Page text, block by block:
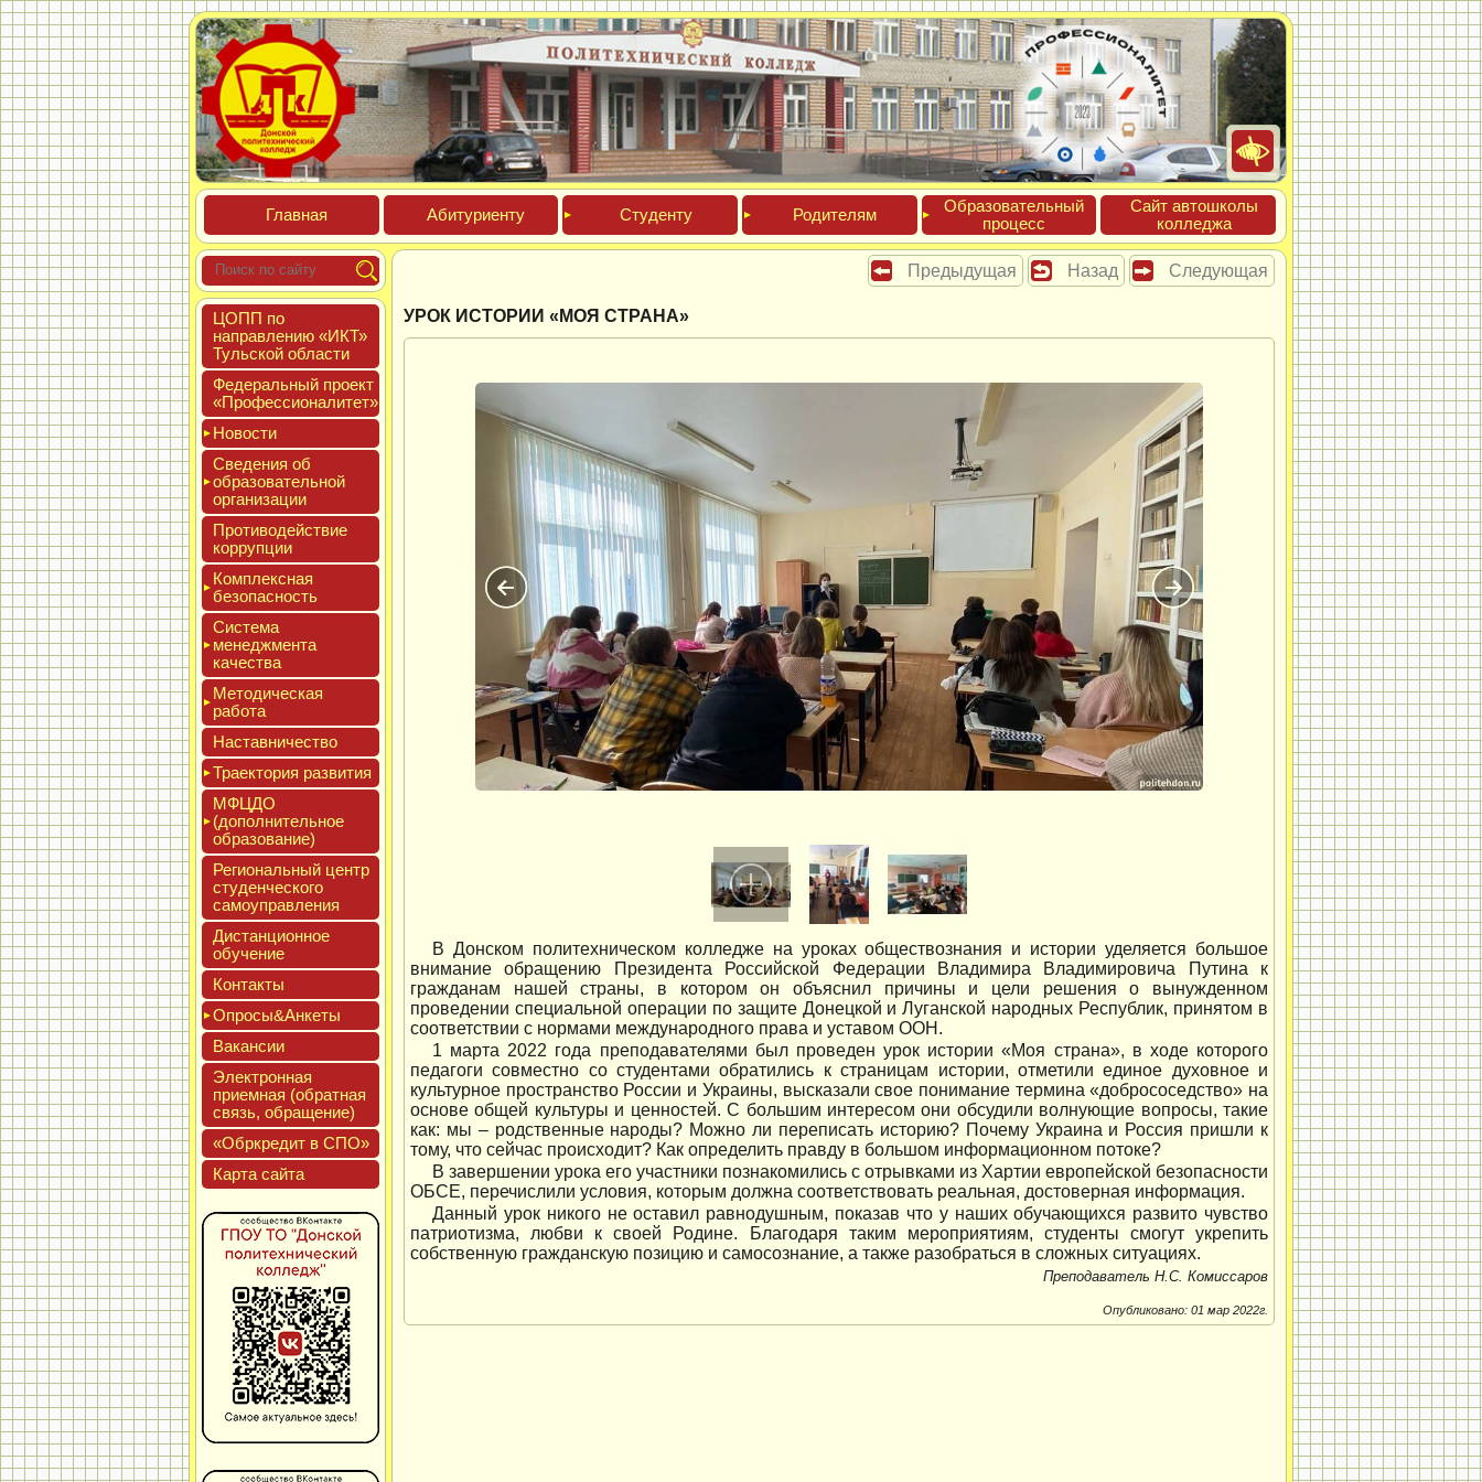
Глав­ная Аби­тури­ен­ту Сту­ден­ту Роди­телям
Обра­зова­тель­ный
про­цесс
Сайт ав­тошко­лы
кол­леджа
ЦОПП по
нап­равле­нию «ИКТ»
Туль­ской об­ласти
Феде­раль­ный про­ект
«Про­фес­си­она­литет»
Новос­ти
Све­дения об
об­ра­зова­тель­ной
ор­га­низа­ции
Про­тиво­дей­ствие
кор­рупции
Ком­плексная
бе­зопас­ность
Сис­те­ма
ме­нед­жмен­та
ка­чес­тва
Мето­дичес­кая
ра­бота
Нас­тавни­чес­тво
Тра­ек­то­рия раз­ви­тия
МФЦДО
(до­пол­ни­тель­ное
об­ра­зова­ние)
Реги­ональ­ный центр
сту­ден­ческо­го
са­мо­уп­равле­ния
Дис­танци­он­ное
обу­чение
Кон­такты
Опро­сы&Анке­ты
Вакан­сии
Элек­трон­ная
при­ем­ная (об­ратная
связь, об­ра­щение)
«Обркре­дит в СПО»
Кар­та сай­та
Предыдущая Назад Следующая
УРОК ИСТОРИИ «МОЯ СТРАНА»
В Донском политехническом колледже на уроках обществознания и истории уделяется большое
внимание обращению Президента Российской Федерации Владимира Владимировича Путина к
гражданам нашей страны, в котором он объяснил причины и цели решения о вынужденном
проведении специальной операции по защите Донецкой и Луганской народных Республик, принятом в
соответствии с нормами международного права и уставом ООН.
1 марта 2022 года преподавателями был проведен урок истории «Моя страна», в ходе которого
педагоги совместно со студентами обратились к страницам истории, отметили единое духовное и
культурное пространство России и Украины, высказали свое понимание термина «добрососедство» на
основе общей культуры и ценностей. С большим интересом они обсудили волнующие вопросы, такие
как: мы – родственные народы? Можно ли переписать историю? Почему Украина и Россия пришли к
тому, что сейчас происходит? Как определить правду в большом информационном потоке?
В завершении урока его участники познакомились с отрывками из Хартии европейской безопасности
ОБСЕ, перечислили условия, которым должна соответствовать реальная, достоверная информация.
Данный урок никого не оставил равнодушным, показав что у наших обучающихся развито чувство
патриотизма, любви к своей Родине. Благодаря таким мероприятиям, студенты смогут укрепить
собственную гражданскую позицию и самосознание, а также разобраться в сложных ситуациях.
Преподаватель Н.С. Комиссаров
Опубликовано: 01 мар 2022г.